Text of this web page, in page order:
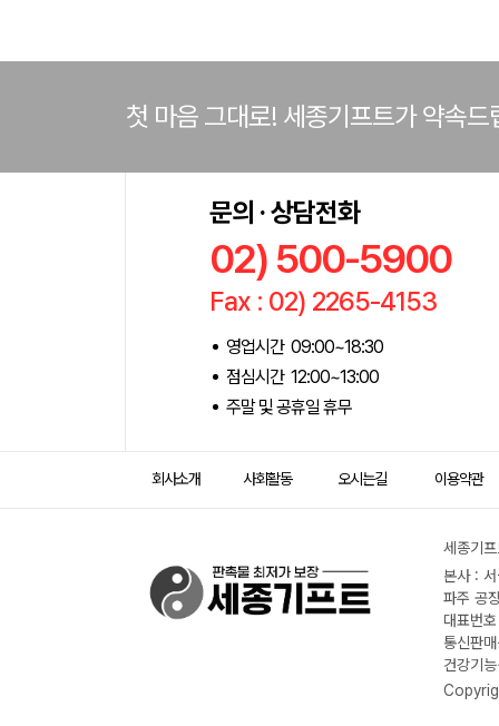
첫 마음 그대로! 세종기프트가 약속드
문의 · 상담전화
02) 500-5900
Fax : 02) 2265-4153
영업시간 09:00~18:30
점심시간 12:00~13:00
주말 및 공휴일 휴무
회사소개 사회활동 오시는길 이용약관
세종기
본사 :
파주 공
대표번
통신판
건강기